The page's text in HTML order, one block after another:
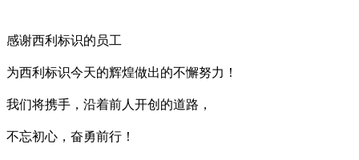
感谢西利标识的员工
为西利标识今天的辉煌做出的不懈努力！
我们将携手，沿着前人开创的道路，
不忘初心，奋勇前行！